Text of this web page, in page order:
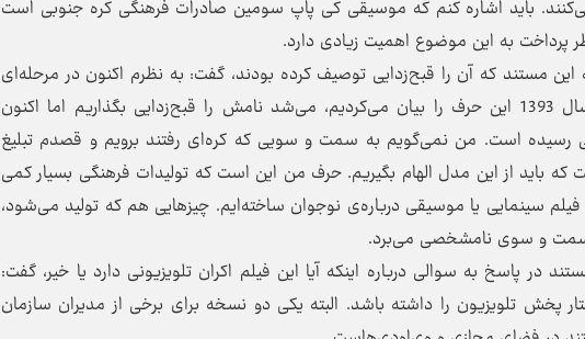
باید اشاره کنم که موسیقی کی پاپ سومین صادرات فرهنگی کره جنوبی است
پرداخت به این موضوع اهمیت زیادی دارد.
مستند که آن را قبح‌زدایی توصیف کرده بودند، گفت: به نظرم اکنون در مرحله‌ای
هستیم که از هشدار گذشته‌ایم؛ شاید اگر سال 1393 این حرف را بیان می‌کردیم، می‌شد نامش را قبح‌زدایی بگذاریم اما اکنون
رسیده است. من نمی‌گویم به سمت و سویی که کره‌ای رفتند برویم و قصدم تبلیغ
باید از این مدل الهام بگیریم. حرف من این است که تولیدات فرهنگی بسیار کمی
فیلم سینمایی یا موسیقی درباره‌ی نوجوان ساخته‌ایم. چیزهایی هم که تولید می‌شود،
سمت و سوی نامشخصی می‌برد.
در پاسخ به سوالی درباره اینکه آیا این فیلم اکران تلویزیونی دارد یا خیر، گفت:
تلویزیون را داشته باشد. البته یکی دو نسخه برای برخی از مدیران سازمان